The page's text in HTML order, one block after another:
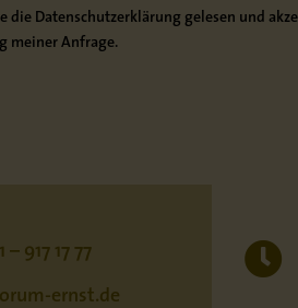
die Datenschutzerklärung gelesen und
meiner Anfrage.
917 17 77
ernst.de
